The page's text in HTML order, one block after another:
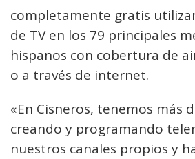
completamente gratis
de TV en los 79 principales
hispanos con cobertura de
o a través de internet.
«En Cisneros, tenemos más
creando y programando
nuestros canales propios y